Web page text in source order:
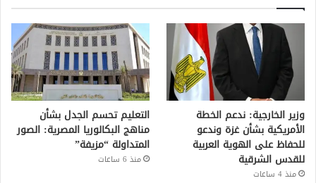
وزير الخارجية: ندعم الخطة
الأمريكية بشأن غزة وندعو
للحفاظ على الهوية العربية
للقدس الشرقية
منذ 4 ساعات
التعليم تحسم الجدل بشأن
مناهج البكالوريا المصرية: الصور
المتداولة “مزيفة”
منذ 6 ساعات